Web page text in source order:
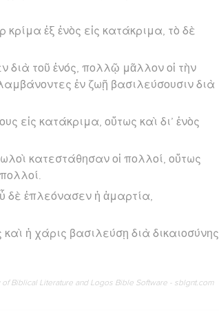
ἐξ ἑνὸς εἰς κατάκριμα, τὸ δὲ
διὰ τοῦ ἑνός, πολλῷ μᾶλλον οἱ τὴν
ἐν ζωῇ βασιλεύσουσιν διὰ
εἰς κατάκριμα, οὕτως καὶ δι’ ἑνὸς
κατεστάθησαν οἱ πολλοί, οὕτως
δὲ ἐπλεόνασεν ἡ ἁμαρτία,
ἡ χάρις βασιλεύσῃ διὰ δικαιοσύνης
Biblical Literature and Logos Bible Software - sblgnt.com